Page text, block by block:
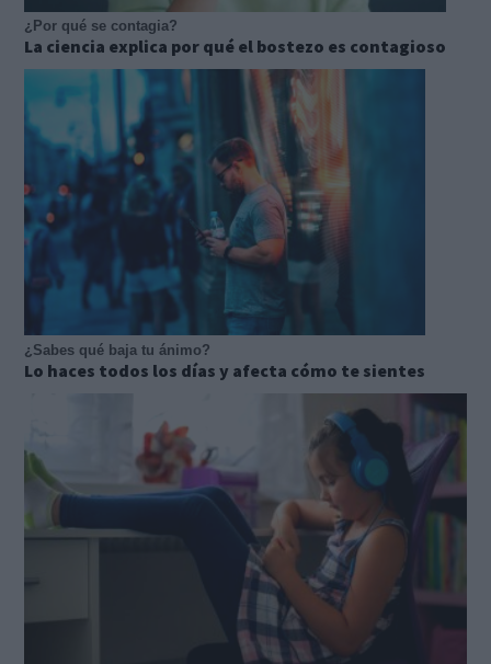
¿Por qué se contagia?
La ciencia explica por qué el bostezo es contagioso
¿Sabes qué baja tu ánimo?
Lo haces todos los días y afecta cómo te sientes